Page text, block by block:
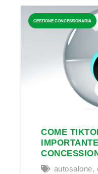
GESTIONE CONCESSIONARIA
COME
autosalone,